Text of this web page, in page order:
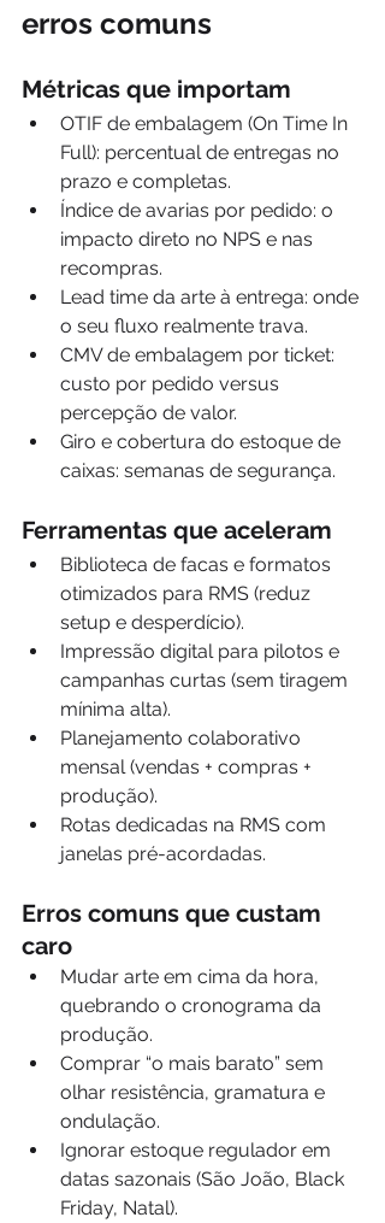
erros comuns
Métricas que importam
OTIF de embalagem (On Time In
Full): percentual de entregas no
prazo e completas.
Índice de avarias por pedido: o
impacto direto no NPS e nas
recompras.
Lead time da arte à entrega: onde
o seu fluxo realmente trava.
CMV de embalagem por ticket:
custo por pedido versus
percepção de valor.
Giro e cobertura do estoque de
caixas: semanas de segurança.
Ferramentas que aceleram
Biblioteca de facas e formatos
otimizados para RMS (reduz
setup e desperdício).
Impressão digital para pilotos e
campanhas curtas (sem tiragem
mínima alta).
Planejamento colaborativo
mensal (vendas + compras +
produção).
Rotas dedicadas na RMS com
janelas pré-acordadas.
Erros comuns que custam
caro
Mudar arte em cima da hora,
quebrando o cronograma da
produção.
Comprar “o mais barato” sem
olhar resistência, gramatura e
ondulação.
Ignorar estoque regulador em
datas sazonais (São João, Black
Friday, Natal).